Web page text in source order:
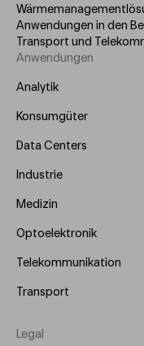
Anwendungen in den
Transport und
Footer
Menu
Anwendungen
Analytik
Konsumgüter
Data Centers
Industrie
Medizin
Optoelektronik
Telekommunikation
Transport
Legal